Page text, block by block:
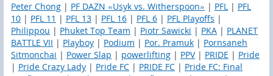
Peter Chong | PF DAZN «Usyk vs. Witherspoon» | PFL | PFL
10 | PFL 11 | PFL 13 | PFL 16 | PFL 6 | PFL Playoffs |
Philippou | Phuket Top Team | Piotr Sawicki | PKA | PLANET
BATTLE VII | Playboy | Podium | Por. Pramuk | Pornsaneh
Sitmonchai | Power Slap | powerlifting | PPV| PRIDE | Pride
| Pride Crazy Lady | Pride FC | PRIDE FC | Pride FC: Final